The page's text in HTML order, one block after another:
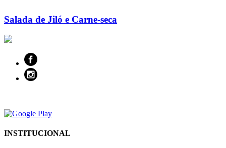
Salada de Jiló e Carne-seca
INSTITUCIONAL